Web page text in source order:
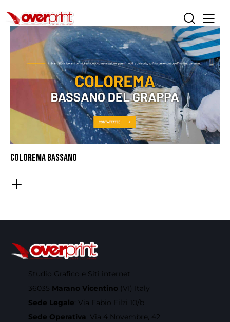
COLOREMA BASSANO
Studio Grafico e Siti internet
36035 Marano Vicentino (VI) Italy
Sede Legale: Via Fabio Filzi 10/b
Sede Operativa: Via 4 Novembre, 42